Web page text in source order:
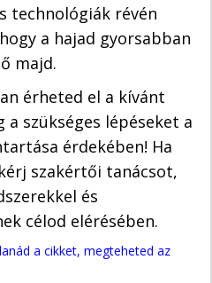
technológiák révén
a hajad gyorsabban
majd.
érheted el a kívánt
szükséges lépéseket a
érdekében! Ha
szakértői tanácsot,
és
célod elérésében.
a cikket, megteheted az